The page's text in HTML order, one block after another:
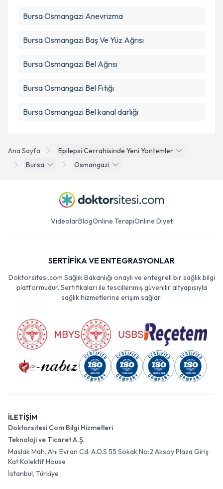
Ana Sayfa
Epilepsi Cerrahisinde Yeni Yontemler
Bursa
Osmangazi
Bursa Osmangazi Anevrizma
Bursa Osmangazi Baş Ve Yüz Ağrısı
Bursa Osmangazi Bel Ağrısı
Bursa Osmangazi Bel Fıtığı
Bursa Osmangazi Bel kanal darlığı
VideolarBlogOnline TerapiOnline Diyet
SERTİFİKA VE ENTEGRASYONLAR
Doktorsitesi.com Sağlık Bakanlığı onaylı ve entegreli bir sağlık bilgi
platformudur. Sertifikaları ile tescillenmiş güvenilir altyapısıyla
sağlık hizmetlerine erişim sağlar.
İLETİŞİM
Doktorsitesi Com Bilgi Hizmetleri
Teknoloji ve Ticaret A.Ş.
Maslak Mah. Ahi Evran Cd. A.O.S 55 Sokak No:2 Aksoy Plaza Giriş
Kat Kolektif House
İstanbul, Türkiye